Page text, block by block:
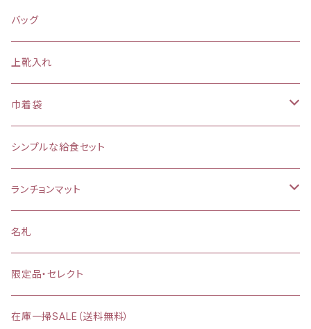
バッグ
上靴入れ
巾着袋
(大)約 縦37×横34マチ＋8cm
お弁当袋
【給食袋・おやつ袋】約 縦25×20cm
シンプルな給食セット
ランチョンマット
縦25×横35cm
縦30×横40cm
名札
限定品・セレクト
在庫一掃SALE（送料無料）